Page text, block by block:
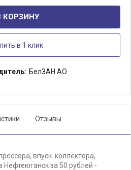
КОРЗИНУ
в 1 клик
БелЗАН АО
Отзывы
впуск. коллектора,
за 50 рублей -